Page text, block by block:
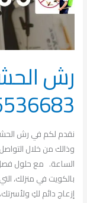
رش
نقدم لكم في رش
الساعة. مع حلول
بالكويت في منزلك،
إزعاج دائم لكِ